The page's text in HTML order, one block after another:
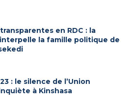
en RDC : la
la famille politique de
: le silence de l’Union
à Kinshasa